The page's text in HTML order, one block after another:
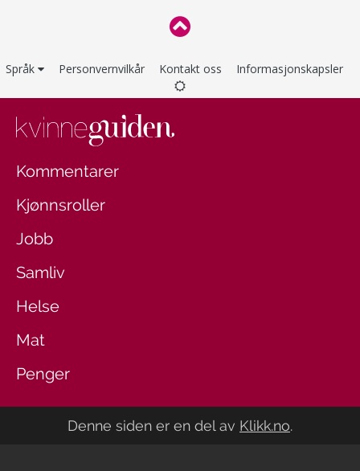
Språk Personvernvilkår Kontakt oss Informasjonskapsler
Kommentarer
Kjønnsroller
Jobb
Samliv
Helse
Mat
Penger
Denne siden er en del av Klikk.no.